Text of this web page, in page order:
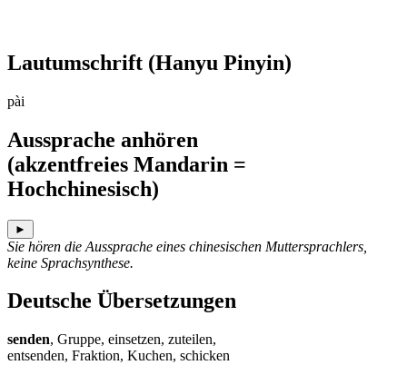
Lautumschrift (Hanyu Pinyin)
pài
Aussprache anhören
(akzentfreies Mandarin =
Hochchinesisch)
►
Sie hören die Aussprache eines chinesischen Muttersprachlers,
keine Sprachsynthese.
Deutsche Übersetzungen
senden, Gruppe, einsetzen, zuteilen,
entsenden, Fraktion, Kuchen, schicken